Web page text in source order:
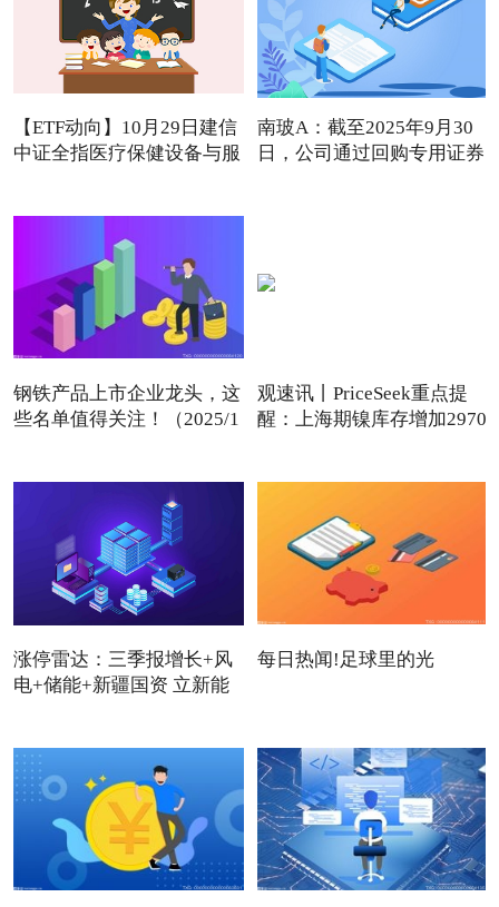
【ETF动向】10月29日建信
中证全指医疗保健设备与服
南玻A：截至2025年9月30
日，公司通过回购专用证券
钢铁产品上市企业龙头，这
些名单值得关注！（2025/1
观速讯丨PriceSeek重点提
醒：上海期镍库存增加2970
涨停雷达：三季报增长+风
电+储能+新疆国资 立新能
每日热闻!足球里的光